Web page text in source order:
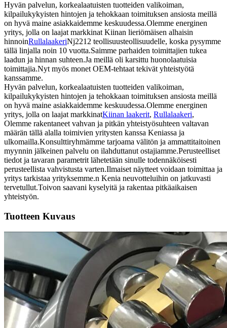
Hyvän palvelun, korkealaatuisten tuotteiden valikoiman,
kilpailukykyisten hintojen ja tehokkaan toimituksen ansiosta meillä
on hyvä maine asiakkaidemme keskuudessa.Olemme energinen
yritys, jolla on laajat markkinat Kiinan lieriömäisen alhaisin
hinnoinRullalaakeriNj2212 teollisuusteollisuudelle, koska pysymme
tällä linjalla noin 10 vuotta.Saimme parhaiden toimittajien tukea
laadun ja hinnan suhteen.Ja meillä oli karsittu huonolaatuisia
toimittajia.Nyt myös monet OEM-tehtaat tekivät yhteistyötä
kanssamme.
Hyvän palvelun, korkealaatuisten tuotteiden valikoiman,
kilpailukykyisten hintojen ja tehokkaan toimituksen ansiosta meillä
on hyvä maine asiakkaidemme keskuudessa.Olemme energinen
yritys, jolla on laajat markkinatKiinan laakerit, Rullalaakeri,
Olemme rakentaneet vahvan ja pitkän yhteistyösuhteen valtavan
määrän tällä alalla toimivien yritysten kanssa Keniassa ja
ulkomailla.Konsulttiryhmämme tarjoama välitön ja ammattitaitoinen
myynnin jälkeinen palvelu on ilahduttanut ostajiamme.Perusteelliset
tiedot ja tavaran parametrit lähetetään sinulle todennäköisesti
perusteellista vahvistusta varten.Ilmaiset näytteet voidaan toimittaa ja
yritys tarkistaa yrityksemme.n Kenia neuvotteluihin on jatkuvasti
tervetullut.Toivon saavani kyselyitä ja rakentaa pitkäaikaisen
yhteistyön.
Tuotteen Kuvaus